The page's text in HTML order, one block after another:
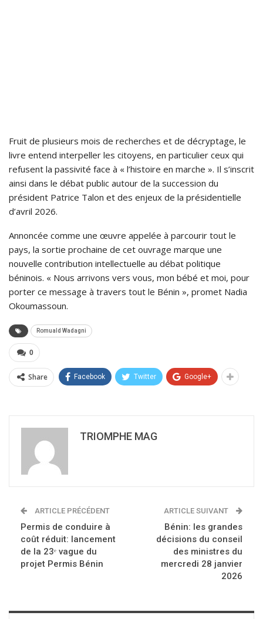
Fruit de plusieurs mois de recherches et de décryptage, le
livre entend interpeller les citoyens, en particulier ceux qui
refusent la passivité face à « l’histoire en marche ». Il s’inscrit
ainsi dans le débat public autour de la succession du
président Patrice Talon et des enjeux de la présidentielle
d’avril 2026.
Annoncée comme une œuvre appelée à parcourir tout le
pays, la sortie prochaine de cet ouvrage marque une
nouvelle contribution intellectuelle au débat politique
béninois. « Nous arrivons vers vous, mon bébé et moi, pour
porter ce message à travers tout le Bénin », promet Nadia
Okoumassoun.
Romuald Wadagni
0
Share Facebook Twitter Google+
TRIOMPHE MAG
ARTICLE PRÉCÉDENT
Permis de conduire à
coût réduit: lancement
de la 23ᵉ vague du
projet Permis Bénin
ARTICLE SUIVANT
Bénin: les grandes
décisions du conseil
des ministres du
mercredi 28 janvier
2026